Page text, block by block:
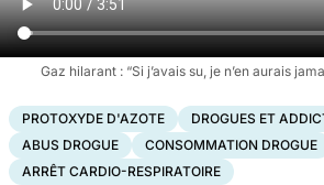
Gaz hilarant : “Si j’avais su, je n’en aurais
PROTOXYDE D'AZOTE
DROGUES ET
ABUS DROGUE
CONSOMMATION DROGUE
ARRÊT CARDIO-RESPIRATOIRE